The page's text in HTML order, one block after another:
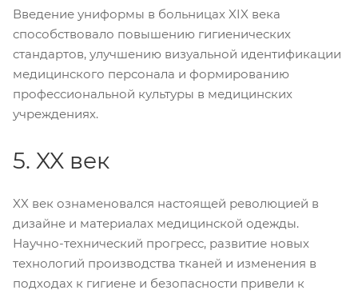
Введение униформы в больницах XIX века
способствовало повышению гигиенических
стандартов, улучшению визуальной идентификации
медицинского персонала и формированию
профессиональной культуры в медицинских
учреждениях.
5. XX век
XX век ознаменовался настоящей революцией в
дизайне и материалах медицинской одежды.
Научно-технический прогресс, развитие новых
технологий производства тканей и изменения в
подходах к гигиене и безопасности привели к